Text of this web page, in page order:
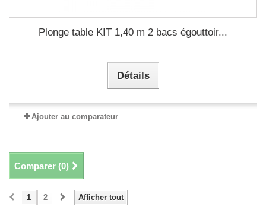
Plonge table KIT 1,40 m 2 bacs égouttoir...
Détails
Ajouter au comparateur
Comparer (0)
Afficher tout
1 2